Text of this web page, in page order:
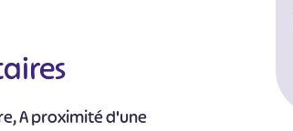
A proximité d'une